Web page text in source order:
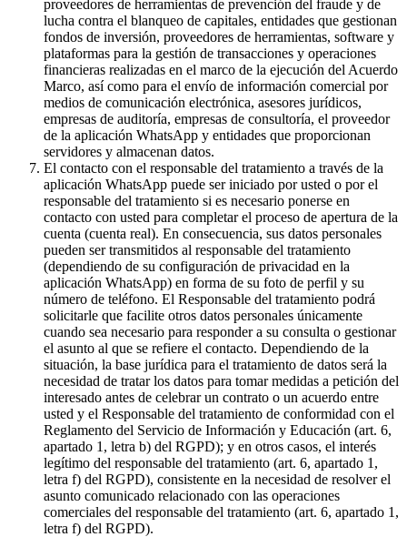
proveedores de herramientas de prevención del fraude y de
lucha contra el blanqueo de capitales, entidades que gestionan
fondos de inversión, proveedores de herramientas, software y
plataformas para la gestión de transacciones y operaciones
financieras realizadas en el marco de la ejecución del Acuerdo
Marco, así como para el envío de información comercial por
medios de comunicación electrónica, asesores jurídicos,
empresas de auditoría, empresas de consultoría, el proveedor
de la aplicación WhatsApp y entidades que proporcionan
servidores y almacenan datos.
El contacto con el responsable del tratamiento a través de la
aplicación WhatsApp puede ser iniciado por usted o por el
responsable del tratamiento si es necesario ponerse en
contacto con usted para completar el proceso de apertura de la
cuenta (cuenta real). En consecuencia, sus datos personales
pueden ser transmitidos al responsable del tratamiento
(dependiendo de su configuración de privacidad en la
aplicación WhatsApp) en forma de su foto de perfil y su
número de teléfono. El Responsable del tratamiento podrá
solicitarle que facilite otros datos personales únicamente
cuando sea necesario para responder a su consulta o gestionar
el asunto al que se refiere el contacto. Dependiendo de la
situación, la base jurídica para el tratamiento de datos será la
necesidad de tratar los datos para tomar medidas a petición del
interesado antes de celebrar un contrato o un acuerdo entre
usted y el Responsable del tratamiento de conformidad con el
Reglamento del Servicio de Información y Educación (art. 6,
apartado 1, letra b) del RGPD); y en otros casos, el interés
legítimo del responsable del tratamiento (art. 6, apartado 1,
letra f) del RGPD), consistente en la necesidad de resolver el
asunto comunicado relacionado con las operaciones
comerciales del responsable del tratamiento (art. 6, apartado 1,
letra f) del RGPD).